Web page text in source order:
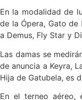
En la modalidad de
de la Ópera, Gato de
a Demus, Fly Star y
Las damas se
de anuncia a Keyra,
Hija de Gatubela, es
En el terneo aéreo,